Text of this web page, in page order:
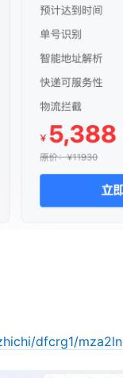
dfcrg1/mza2ln